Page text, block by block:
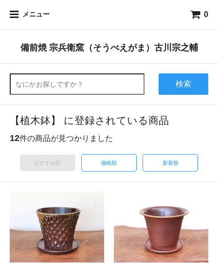
メニュー 0
備前焼 宗兵衛窯（そうべえがま）古川宗之輔
検索
【植木鉢】 に登録されている商品
12件の商品が見つかりました
おすすめ順 価格順 新着順